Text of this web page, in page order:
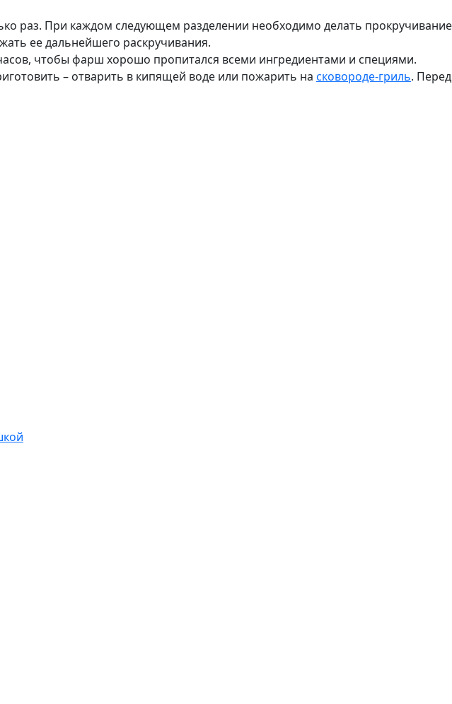
раз. При каждом следующем разделении необходимо делать прокручивание
ее дальнейшего раскручивания.
чтобы фарш хорошо пропитался всеми ингредиентами и специями.
– отварить в кипящей воде или пожарить на сковороде-гриль. Перед